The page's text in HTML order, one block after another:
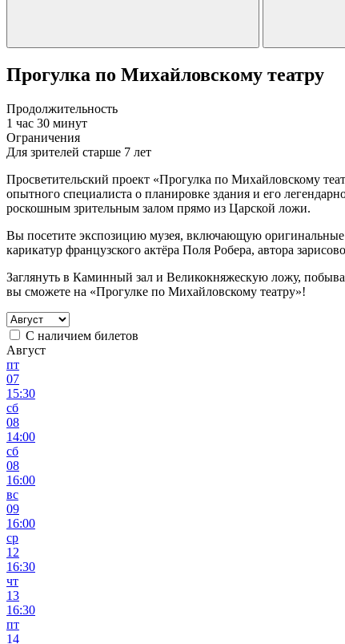
Прогулка по Михайловскому театру
Продолжительность
1 час 30 минут
Ограничения
Для зрителей старше 7 лет
Просветительский проект «Прогулка по Михайловскому
опытного специалиста о планировке здания и его
роскошным зрительным залом прямо из Царской ложи.
Вы посетите экспозицию музея, включающую
карикатур французского актёра Поля Робера, автора
Заглянуть в Каминный зал и Великокняжескую ложу,
вы сможете на «Прогулке по Михайловскому театру»!
С наличием билетов
Август
пт
07
15:30
сб
08
14:00
сб
08
16:00
вс
09
16:00
ср
12
16:30
чт
13
16:30
пт
14